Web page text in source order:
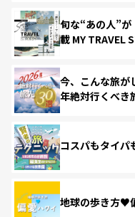
旬な“あの人”
載 MY TRAVEL
今、こんな旅が
年絶対行くべき
コスパもタイパ
地球の歩き方♥